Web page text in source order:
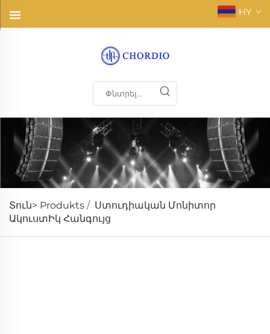
HY
Տուն> Produkts / Ստուդիական Մոնիտոր
ԱկուստԻկ Հանգույց